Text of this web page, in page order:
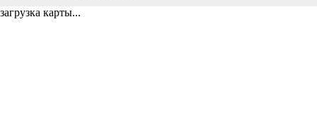
загрузка карты...